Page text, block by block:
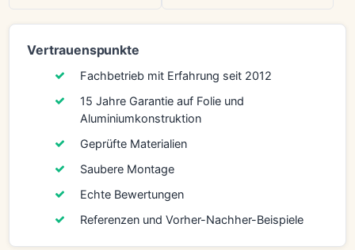
Vertrauenspunkte
Fachbetrieb mit Erfahrung seit 2012
15 Jahre Garantie auf Folie und
Aluminiumkonstruktion
Geprüfte Materialien
Saubere Montage
Echte Bewertungen
Referenzen und Vorher-Nachher-Beispiele